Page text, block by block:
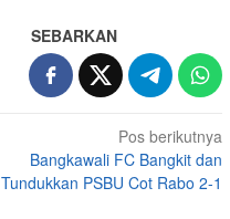
SEBARKAN
Pos berikutnya
Bangkawali FC Bangkit dan
Tundukkan PSBU Cot Rabo 2-1